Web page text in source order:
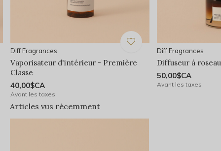
Diff Fragrances
Vaporisateur d'intérieur - Première
Classe
40,00$CA
Avant les taxes
Diff Fragrances
Diffuseur à
50,00$CA
Avant les taxes
Articles vus récemment